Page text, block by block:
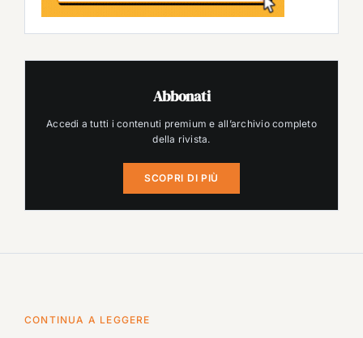
Abbonati
Accedi a tutti i contenuti premium e all’archivio completo
della rivista.
SCOPRI DI PIÙ
CONTINUA A LEGGERE